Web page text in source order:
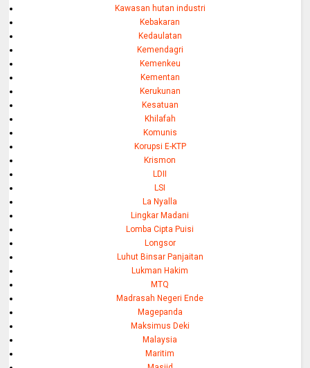
Kawasan hutan industri
Kebakaran
Kedaulatan
Kemendagri
Kemenkeu
Kementan
Kerukunan
Kesatuan
Khilafah
Komunis
Korupsi E-KTP
Krismon
LDII
LSI
La Nyalla
Lingkar Madani
Lomba Cipta Puisi
Longsor
Luhut Binsar Panjaitan
Lukman Hakim
MTQ
Madrasah Negeri Ende
Magepanda
Maksimus Deki
Malaysia
Maritim